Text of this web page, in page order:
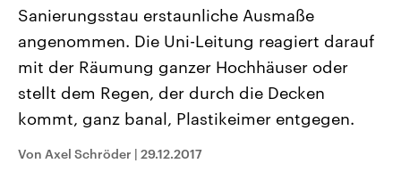
Landtagswahl Sachsen-Anhalt
2026
Alle Informationen
Sachsen-Anhalt wählt am 6.
September 2026 einen neuen
Landtag. Seit 2021 wird das
Bundesland von einer Koalition aus
CDU, SPD und FDP regiert.-
Umfragen, Prognosen,
Wahlprogramme, aktuelle Berichte
Aktuelle Beiträge,
Hintergründe
Wirtschaftlich und
gehören die Vereinigten
den mächtigsten Ländern
mit großem Einfluss auf
aktuelle Weltgeschehen.
Sanierungsstau erstaunliche Ausmaße
angenommen. Die Uni-Leitung reagiert darauf
mit der Räumung ganzer Hochhäuser oder
stellt dem Regen, der durch die Decken
kommt, ganz banal, Plastikeimer entgegen.
Von Axel Schröder | 29.12.2017